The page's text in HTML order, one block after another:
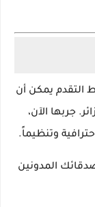
التقدم يمكن أن
جربها الآن،
وتنظيماً.
المدونين